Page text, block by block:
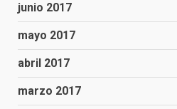
junio 2017
mayo 2017
abril 2017
marzo 2017